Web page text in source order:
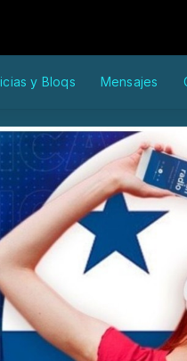
y Bloqs Mensajes